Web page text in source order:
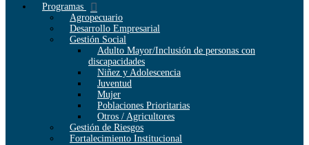
Programas
Agropecuario
Desarrollo Empresarial
Gestión Social
Adulto Mayor/Inclusión de personas con
discapacidades
Niñez y Adolescencia
Juventud
Mujer
Poblaciones Prioritarias
Otros / Agricultores
Gestión de Riesgos
Fortalecimiento Institucional